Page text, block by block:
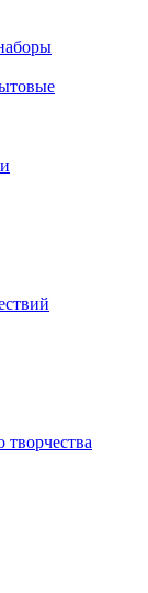
творчества